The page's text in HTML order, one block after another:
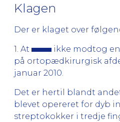
Klagen
Der er klaget over
1. At
ikke modtog
på ortopædkirurgisk
januar 2010.
Det er hertil blandt
blevet opereret for dyb
streptokokker i tredje